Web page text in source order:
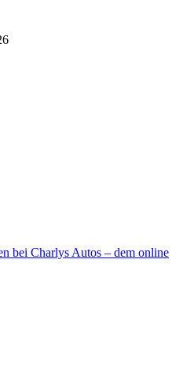
informativ. interaktiv
bei Charlys Autos – dem online